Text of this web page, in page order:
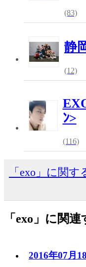
(83)
静
(12)
ﾝ>
(116)
「exo」に関
「exo」に関
2016年07月